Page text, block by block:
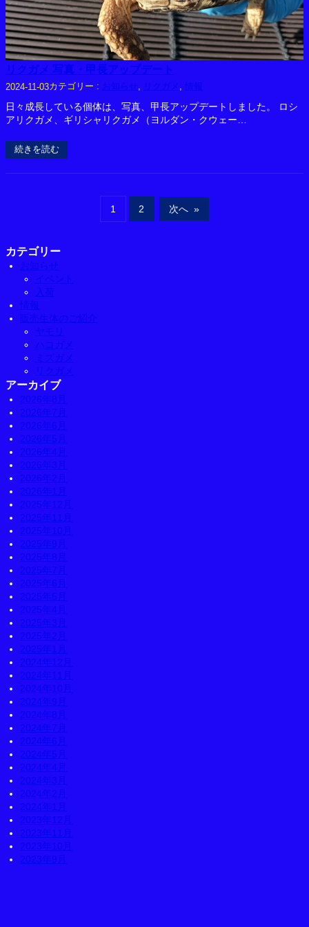
リクガメ 写真・甲長アップデート
2024-11-03カテゴリー : お知らせ, リクガメ , 情報
日々成長している個体は、写真、甲長アップデートしました。 ロシ
アリクガメ、ギリシャリクガメ（ヨルダン・クウェー…
続きを読む
1 2 次へ »
カテゴリー
お知らせ
イベント
入荷
情報
販売生体のご紹介
ヤモリ
ハコガメ
ミズガメ
リクガメ
アーカイブ
2026年8月
2026年7月
2026年6月
2026年5月
2026年4月
2026年3月
2026年2月
2026年1月
2025年12月
2025年11月
2025年10月
2025年9月
2025年8月
2025年7月
2025年6月
2025年5月
2025年4月
2025年3月
2025年2月
2025年1月
2024年12月
2024年11月
2024年10月
2024年9月
2024年8月
2024年7月
2024年6月
2024年5月
2024年4月
2024年3月
2024年2月
2024年1月
2023年12月
2023年11月
2023年10月
2023年9月